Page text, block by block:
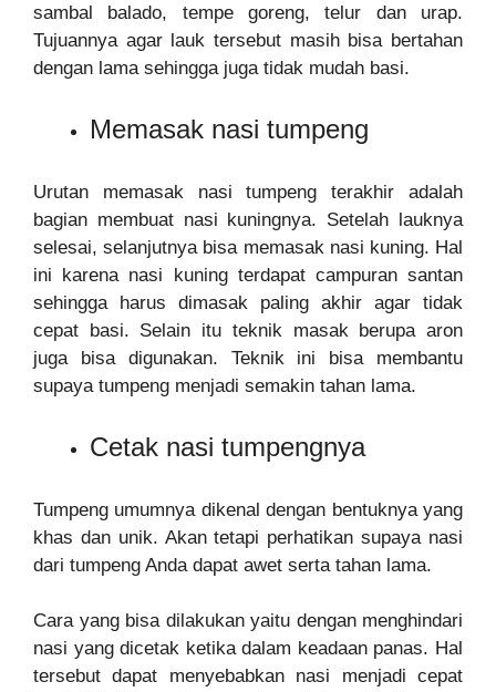
sambal balado, tempe goreng, telur dan urap.
Tujuannya agar lauk tersebut masih bisa bertahan
dengan lama sehingga juga tidak mudah basi.
Memasak nasi tumpeng
Urutan memasak nasi tumpeng terakhir adalah
bagian membuat nasi kuningnya. Setelah lauknya
selesai, selanjutnya bisa memasak nasi kuning. Hal
ini karena nasi kuning terdapat campuran santan
sehingga harus dimasak paling akhir agar tidak
cepat basi. Selain itu teknik masak berupa aron
juga bisa digunakan. Teknik ini bisa membantu
supaya tumpeng menjadi semakin tahan lama.
Cetak nasi tumpengnya
Tumpeng umumnya dikenal dengan bentuknya yang
khas dan unik. Akan tetapi perhatikan supaya nasi
dari tumpeng Anda dapat awet serta tahan lama.
Cara yang bisa dilakukan yaitu dengan menghindari
nasi yang dicetak ketika dalam keadaan panas. Hal
tersebut dapat menyebabkan nasi menjadi cepat